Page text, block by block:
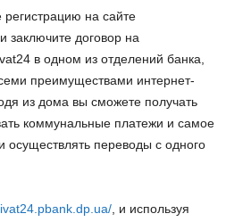
регистрацию на сайте
заключите договор на
в одном из отделений банка,
преимуществами интернет-
из дома вы сможете получать
коммунальные платежи и самое
осуществлять переводы с одного
, и используя